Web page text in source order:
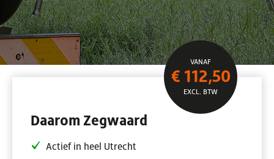
VANAF
€ 112,50
EXCL. BTW
Daarom Zegwaard
Actief in heel Utrecht